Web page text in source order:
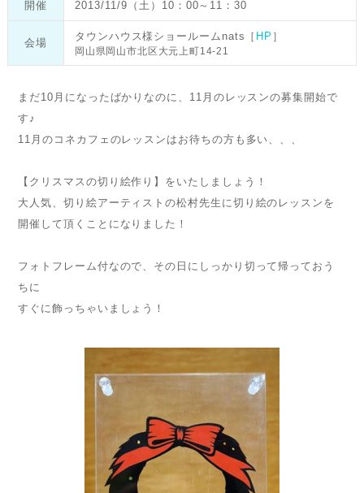
開催 2013/11/9（土）10：00～11：30
会場
タウンハウス様ショールームnats［ HP ］
岡山県岡山市北区大元上町14-21
まだ10月になったばかりなのに、11月のレッスンの募集開始で
す♪
11月のコネカフェのレッスンはお待ちの方も多い、、、
【クリスマスの切り絵作り】をいたしましょう！
大人気、切り絵アーティストの松村先生に切り絵のレッスンを
開催して頂くことになりました！
フォトフレーム付なので、その日にしっかり切って帰っておう
ちに
すぐに飾っちゃいましょう！